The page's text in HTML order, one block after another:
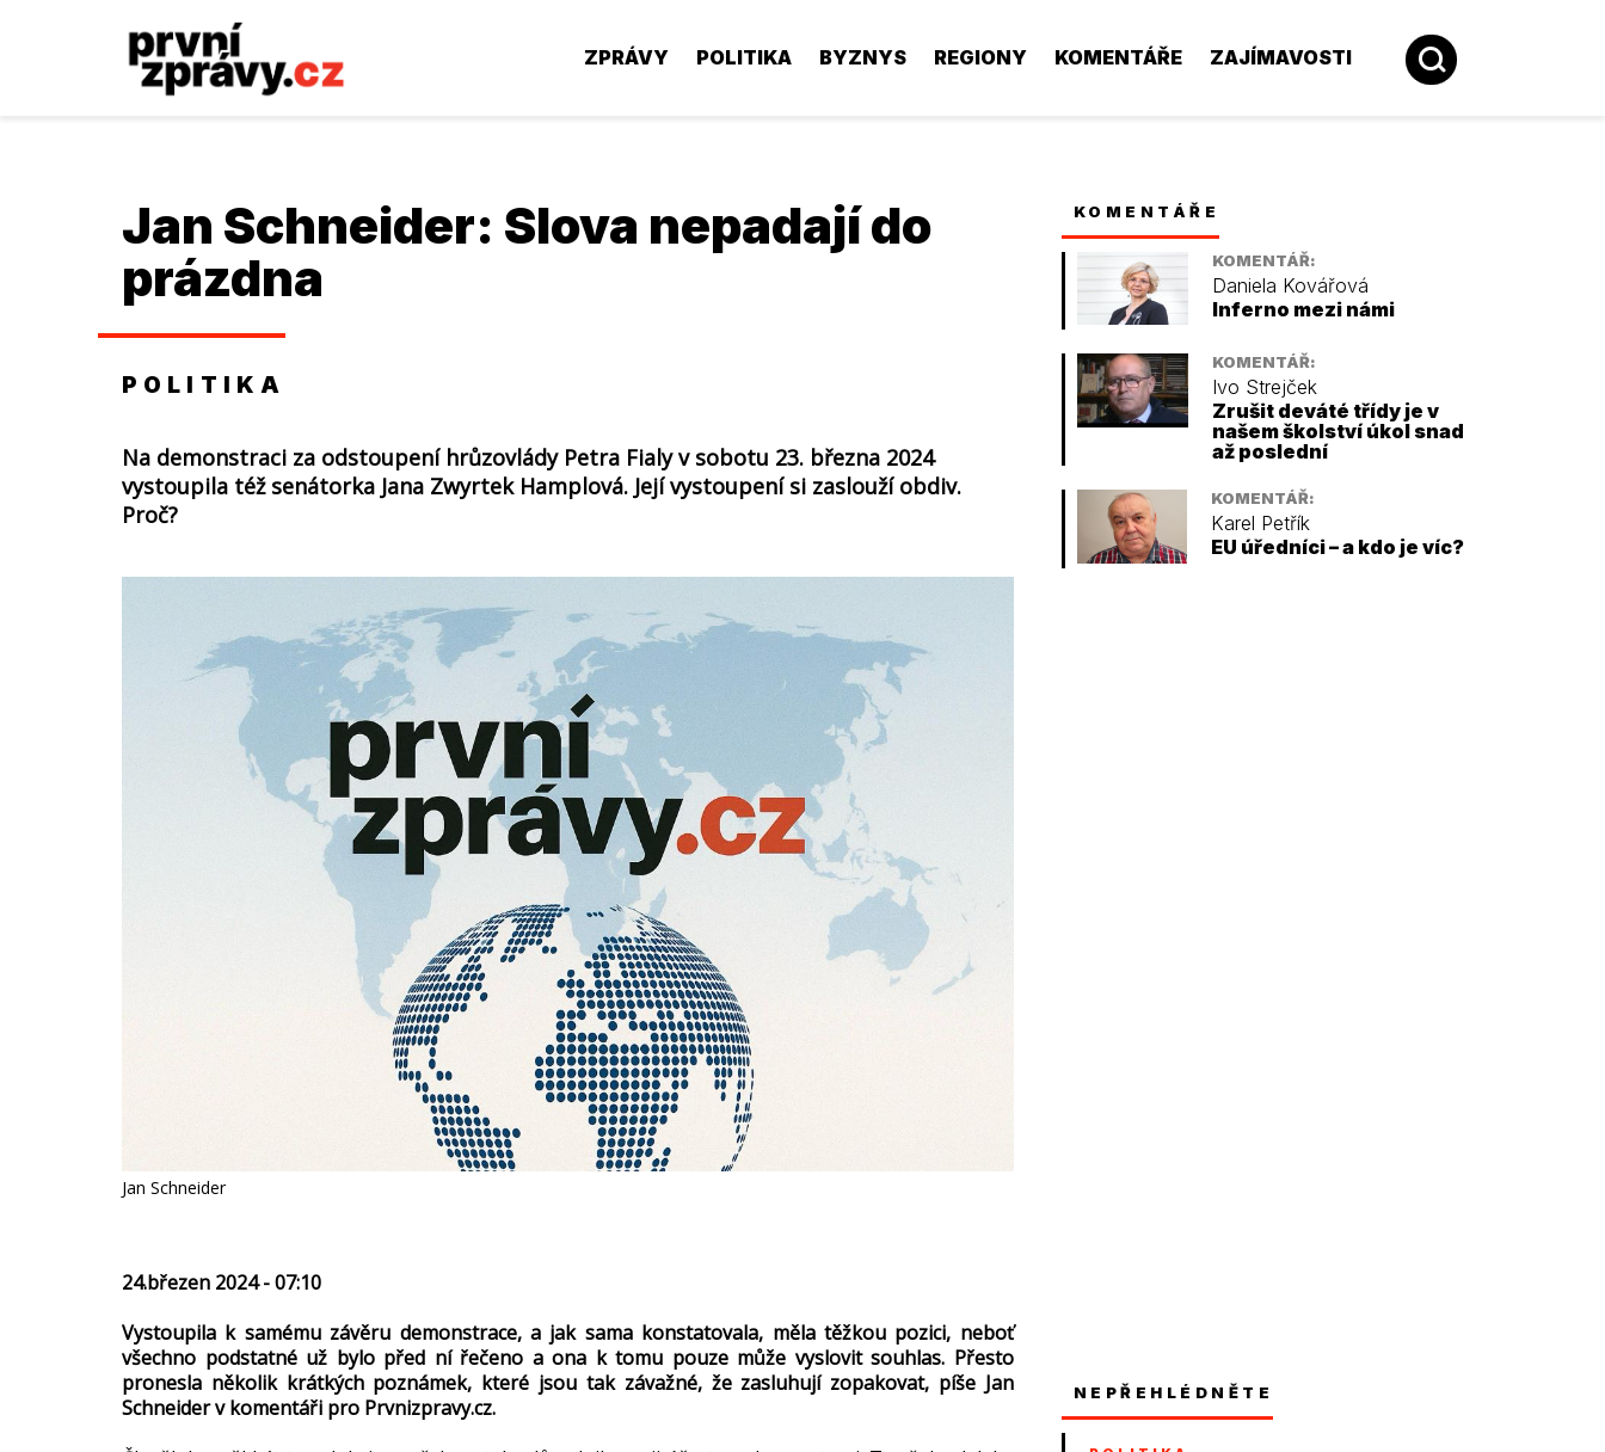
ZPRÁVY POLITIKA BYZNYS REGIONY KOMENTÁŘE ZAJÍMAVOSTI
Jan Schneider: Slova nepadají do
prázdna
POLITIKA
Na demonstraci za odstoupení hrůzovlády Petra Fialy v sobotu 23. března 2024
vystoupila též senátorka Jana Zwyrtek Hamplová. Její vystoupení si zaslouží obdiv.
Proč?
Jan Schneider
24.březen 2024 - 07:10
Vystoupila k samému závěru demonstrace, a jak sama konstatovala, měla těžkou pozici, neboť
všechno podstatné už bylo před ní řečeno a ona k tomu pouze může vyslovit souhlas. Přesto
pronesla několik krátkých poznámek, které jsou tak závažné, že zasluhují zopakovat, píše Jan
Schneider v komentáři pro Prvnizpravy.cz.
KOMENTÁŘE
KOMENTÁŘ:
Daniela Kovářová
Inferno mezi námi
KOMENTÁŘ:
Ivo Strejček
Zrušit deváté třídy je v
našem školství úkol snad
až poslední
KOMENTÁŘ:
Karel Petřík
EU úředníci – a kdo je víc?
NEPŘEHLÉDNĚTE